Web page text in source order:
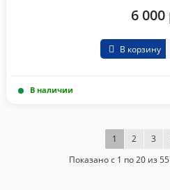
6 000
В корзину
В наличии
1 2 3
Показано с 1 по 20 из